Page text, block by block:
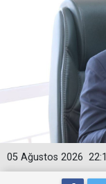
05 Ağustos 2026